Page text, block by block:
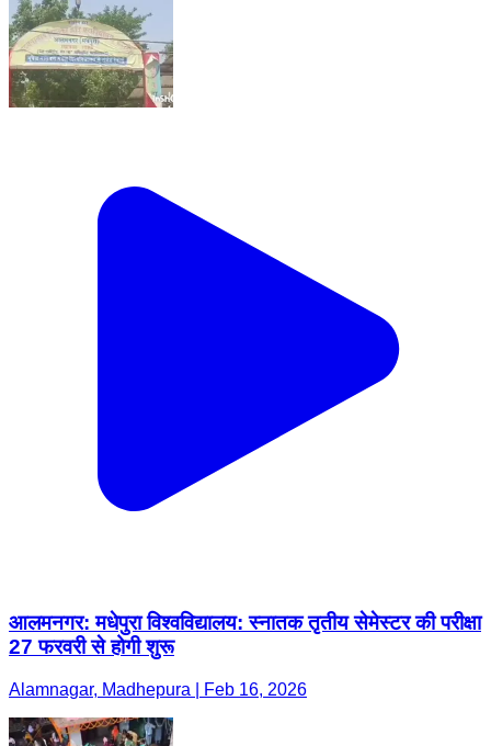
आलमनगर: मधेपुरा विश्वविद्यालय: स्नातक तृतीय सेमेस्टर की परीक्षा
27 फरवरी से होगी शुरू
Alamnagar, Madhepura | Feb 16, 2026